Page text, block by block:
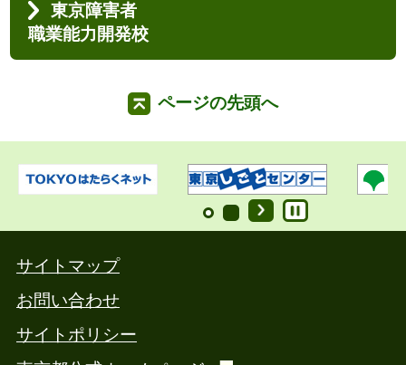
東京障害者
職業能力開発校
ページの先頭へ
サイトマップ
お問い合わせ
サイトポリシー